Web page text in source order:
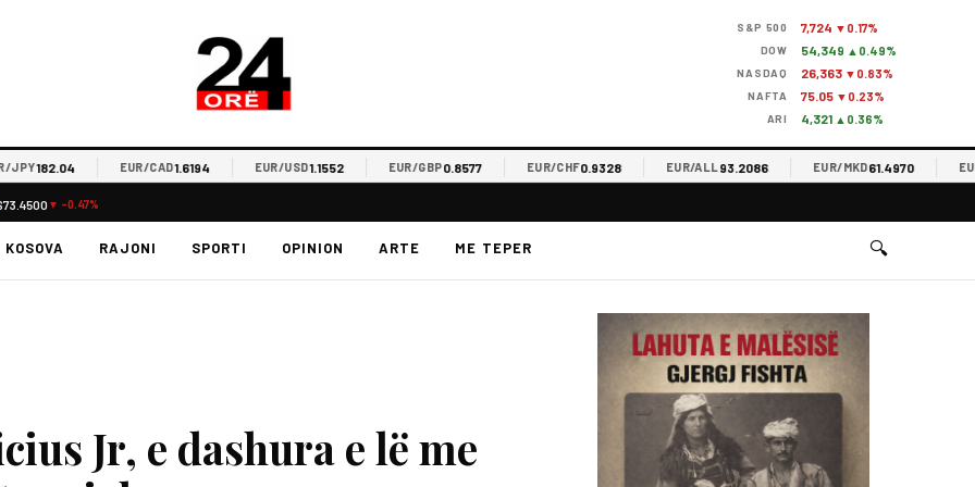
S&P 500 7,724 ▼0.17%
DOW 54,349 ▲0.49%
NASDAQ 26,363 ▼0.83%
NAFTA 75.05 ▼0.23%
ARI 4,321 ▲0.36%
182.04 EUR/CAD1.6194 EUR/USD1.1552 EUR/GBP0.8577 EUR/CHF0.9328 EUR/ALL93.2086 EUR/MKD61.4970 EUR/
▼ -0.47%
KOSOVA RAJONI SPORTI OPINION ARTE ME TEPER 🔍
Jr, e dashura e lë me